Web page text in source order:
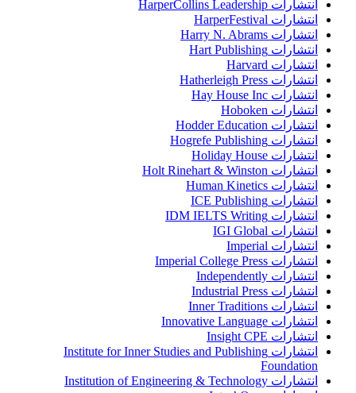
انتشارات HarperCollins Leadership
انتشارات HarperFestival
انتشارات Harry N. Abrams
انتشارات Hart Publishing
انتشارات Harvard
انتشارات Hatherleigh Press
انتشارات Hay House Inc
انتشارات Hoboken
انتشارات Hodder Education
انتشارات Hogrefe Publishing
انتشارات Holiday House
انتشارات Holt Rinehart & Winston
انتشارات Human Kinetics
انتشارات ICE Publishing
انتشارات IDM IELTS Writing
انتشارات IGI Global
انتشارات Imperial
انتشارات Imperial College Press
انتشارات Independently
انتشارات Industrial Press
انتشارات Inner Traditions
انتشارات Innovative Language
انتشارات Insight CPE
انتشارات Institute for Inner Studies and Publishing
Foundation
انتشارات Institution of Engineering & Technology